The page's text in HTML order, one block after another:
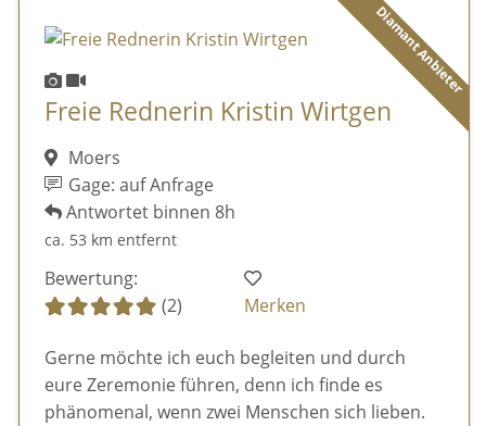
Diamant Anbieter
Freie Rednerin Kristin Wirtgen
Moers
Gage: auf Anfrage
Antwortet binnen 8h
ca. 53 km entfernt
Bewertung:
(2)
Merken
Gerne möchte ich euch begleiten und durch
eure Zeremonie führen, denn ich finde es
phänomenal, wenn zwei Menschen sich lieben.